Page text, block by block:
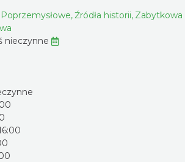
Poprzemysłowe,Źródła historii, Zabytkowa
nieczynne